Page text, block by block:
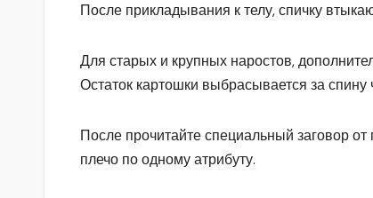
После прикладывания к телу, спичку
Для старых и крупных наростов,
Остаток картошки выбрасывается за спину
После прочитайте специальный заговор
плечо по одному атрибуту.